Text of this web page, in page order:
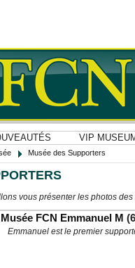
VIP
Musée des Supporters
vous présenter les photos
Musée FCN Emmanuel M
Emmanuel est le premier